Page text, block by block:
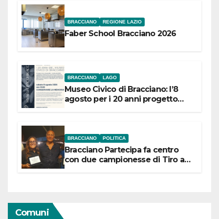
BRACCIANO REGIONE LAZIO
Faber School Bracciano 2026
BRACCIANO LAGO
Museo Civico di Bracciano: l’8
agosto per i 20 anni progetto
BRACCIANO POLITICA
Bracciano Partecipa fa centro
con due campionesse di Tiro a
Comuni